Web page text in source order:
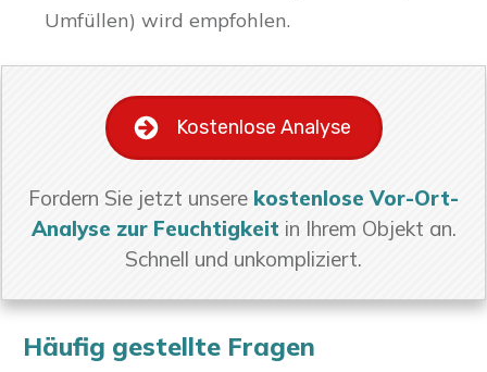
Umfüllen) wird empfohlen.
Kostenlose Analyse
Fordern Sie jetzt unsere kostenlose Vor-Ort-
Analyse zur Feuchtigkeit in Ihrem Objekt an.
Schnell und unkompliziert.
Häufig gestellte Fragen